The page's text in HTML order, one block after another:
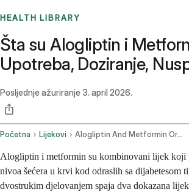
HEALTH LIBRARY
Šta su Alogliptin i
Upotreba, Doziranje,
Posljednje ažuriranje 3. april 2026.
Početna Lijekovi Alogliptin And Metformin Oral Route
Alogliptin i metformin su kombinovani lijek koji
nivoa šećera u krvi kod odraslih sa dijabetesom
dvostrukim djelovanjem spaja dva dokazana